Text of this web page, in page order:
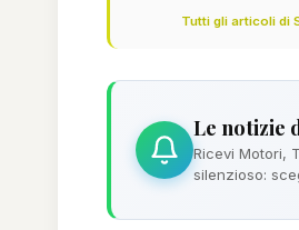
Tutti gli articoli di
Le notizie
Ricevi Motori,
silenzioso: